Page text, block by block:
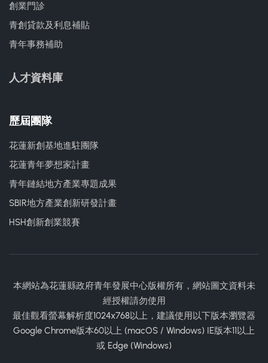
創業門診
青創貸款及利息補貼
青年事務補助
人才資料庫
歷屆團隊
花蓮新創基地進駐團隊
花蓮青年夢想家計畫
青年鏈結地方產業專題成果
SBIR地方產業創新研發計畫
HSH創新創業競賽
本網站為花蓮縣政府青年發展中心版權所有，網站圖文資料未
經授權請勿使用
最佳觀看螢幕解析度1024x768以上，建議使用以下版本瀏覽器
Google Chrome版本60以上 (macOS / Windows) IE版本11以上
或 Edge (Windows)